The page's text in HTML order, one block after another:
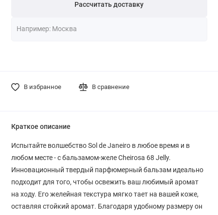
Рассчитать доставку
В избранное В сравнение
Краткое описание
Испытайте волшебство Sol de Janeiro в любое время и в
любом месте - с бальзамом-желе Cheirosa 68 Jelly.
Инновационный твердый парфюмерный бальзам идеально
подходит для того, чтобы освежить ваш любимый аромат
на ходу. Его желейная текстура мягко тает на вашей коже,
оставляя стойкий аромат. Благодаря удобному размеру он